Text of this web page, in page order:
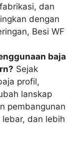
dan
dengan
Besi WF
baja
Sejak
profil,
lanskap
pembangunan
dan lebih